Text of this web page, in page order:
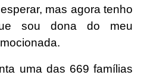
mas agora tenho
sou dona do meu
uma das 669 famílias